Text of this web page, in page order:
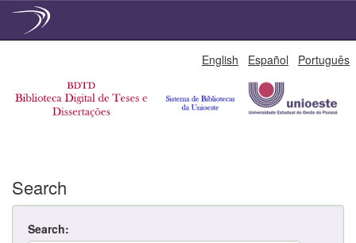
English Español Português
Search
Search: